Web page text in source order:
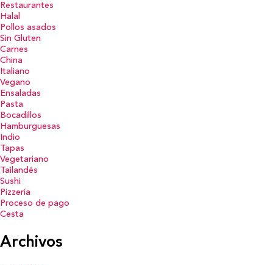
Restaurantes
Halal
Pollos asados
Sin Gluten
Carnes
China
Italiano
Vegano
Ensaladas
Pasta
Bocadillos
Hamburguesas
Indio
Tapas
Vegetariano
Tailandés
Sushi
Pizzería
Proceso de pago
Cesta
Archivos